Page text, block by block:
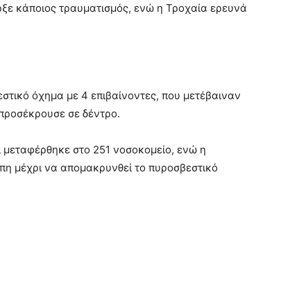
κάποιος τραυματισμός, ενώ η Τροχαία ερευνά
όχημα με 4 επιβαίνοντες, που μετέβαιναν
σε δέντρο.
στο 251 νοσοκομείο, ενώ η
μέχρι να απομακρυνθεί το πυροσβεστικό